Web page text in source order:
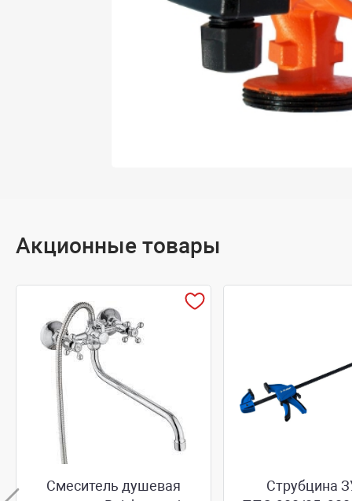
Акционные товары
Смеситель душевая
Струбцина